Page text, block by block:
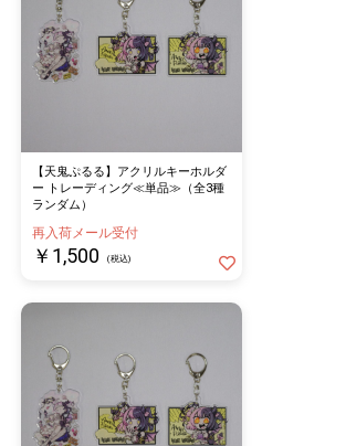
【天鬼ぷるる】アクリルキーホルダ
ー トレーディング≪単品≫（全3種
ランダム）
再入荷メール受付
￥1,500 (税込)